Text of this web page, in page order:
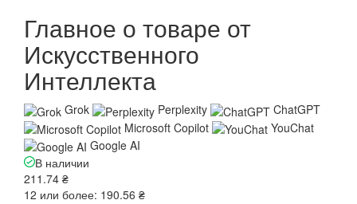
Главное о товаре от
Искусственного
Интеллекта
Grok Perplexity
ChatGPT
Microsoft Copilot
YouChat
Google AI
В наличии
211.74 ₴
12 или более: 190.56 ₴